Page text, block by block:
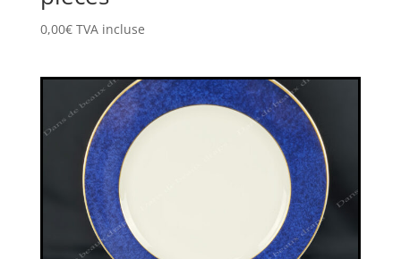
0,00€ TVA incluse